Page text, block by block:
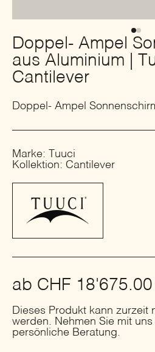
Doppel- Ampel
aus Aluminium |
Cantilever
Doppel- Ampel
Marke: Tuuci
Kollektion: Cantilever
ab CHF 18'675.00
Dieses Produkt kann zurzeit
werden. Nehmen Sie mit
persönliche Beratung.